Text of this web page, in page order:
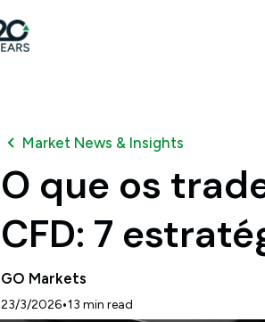
Market News & Insights
O que os
CFD: 7
GO Markets
23/3/2026•13 min read